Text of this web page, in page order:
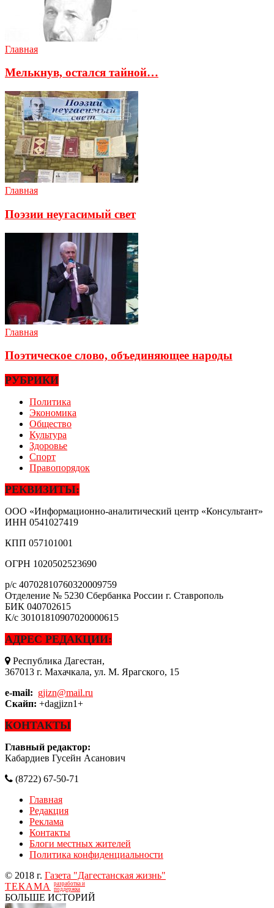
Главная
Мелькнув, остался тайной…
Главная
Поэзии неугасимый свет
Главная
Поэтическое слово, объединяющее народы
РУБРИКИ
Политика
Экономика
Общество
Культура
Здоровье
Спорт
Правопорядок
РЕКВИЗИТЫ:
ООО «Информационно-аналитический центр «Консультант»
ИНН 0541027419
КПП 057101001
ОГРН 1020502523690
р/с 40702810760320009759
Отделение № 5230 Сбербанка России г. Ставрополь
БИК 040702615
К/с 30101810907020000615
АДРЕС РЕДАКЦИИ:
Республика Дагестан,
367013 г. Махачкала, ул. М. Ярагского, 15
e-mail: gjizn@mail.ru
Скайп: +dagjizn1+
КОНТАКТЫ
Главный редактор:
Кабардиев Гусейн Асанович
(8722) 67-50-71
Главная
Редакция
Реклама
Контакты
Блоги местных жителей
Политика конфиденциальности
© 2018 г. Газета "Дагестанская жизнь"
ТЕКАМА
разработка и
поддержка
БОЛЬШЕ ИСТОРИЙ